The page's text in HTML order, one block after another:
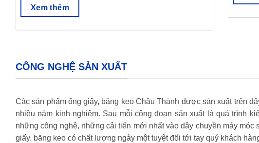
Xem thêm
CÔNG NGHỆ SẢN XUẤT
Các sản phẩm ống giấy, băng keo Châu Thành được sản xuất trên
nhiều năm kinh nghiệm. Sau mỗi công đoạn sản xuất là quá trình
những công nghệ, những cải tiến mới nhất vào dây chuyền máy
giấy, băng keo có chất lượng ngày một tuyệt đối tới tay quý khách